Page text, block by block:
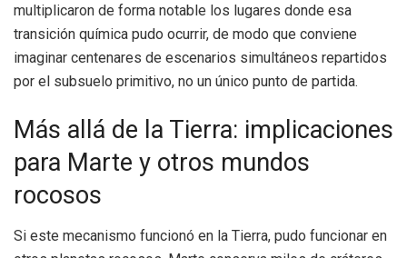
multiplicaron de forma notable los lugares donde esa
transición química pudo ocurrir, de modo que conviene
imaginar centenares de escenarios simultáneos repartidos
por el subsuelo primitivo, no un único punto de partida.
Más allá de la Tierra: implicaciones
para Marte y otros mundos
rocosos
Si este mecanismo funcionó en la Tierra, pudo funcionar en